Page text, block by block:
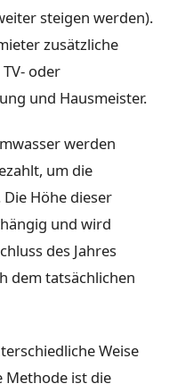
steigen werden).
zusätzliche
oder
und Hausmeister.
werden
um die
Höhe dieser
und wird
des Jahres
dem tatsächlichen
Weise
Methode ist die